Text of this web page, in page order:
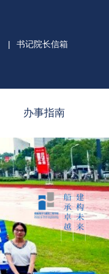
| 书记院长信箱
办事指南